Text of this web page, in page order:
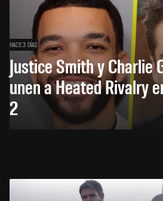
HACE 3 DÍAS
Justice Smith y Charlie
unen a Heated Rivalry
2